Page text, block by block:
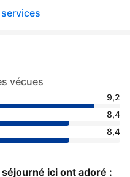
vécues
9,2
8,4
8,4
ici ont adoré :